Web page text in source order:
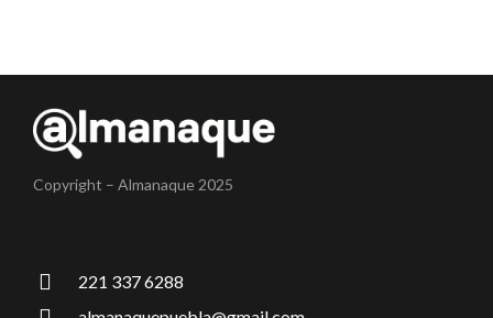
Copyright – Almanaque 2025
221 337 6288